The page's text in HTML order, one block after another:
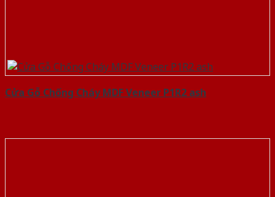
Cửa Gỗ Chống Cháy MDF Veneer P1R2 ash